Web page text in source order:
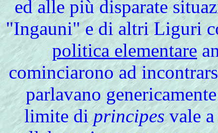
ed alle più disparate
"Ingauni" e di altri Liguri
politica elementare
cominciarono ad
parlavano
limite diprincipesvale